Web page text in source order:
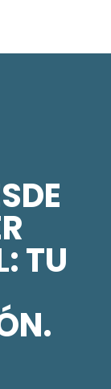
TU